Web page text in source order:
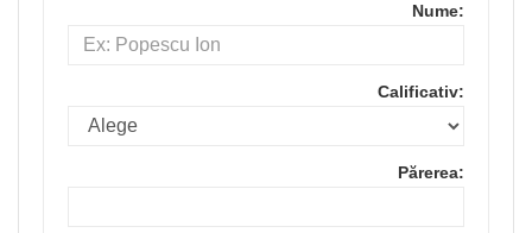
Nume:
Calificativ:
Părerea: